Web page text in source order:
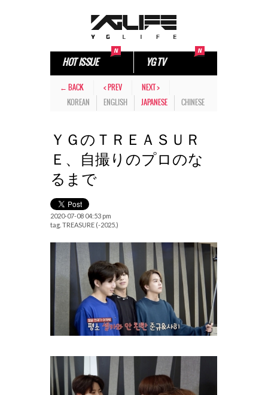
HOT ISSUE YG TV
← BACK < PREV
NEXT >
KOREAN
ENGLISH JAPANESE CHINESE
ＹＧのＴＲＥＡＳＵＲ
Ｅ、自撮りのプロのな
るまで
2020-07-08 04:53 pm
tag. TREASURE (-2025.)